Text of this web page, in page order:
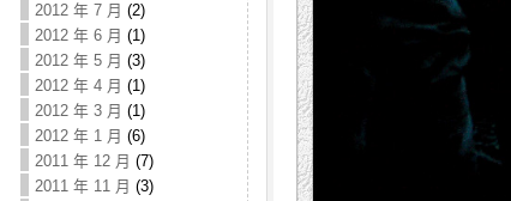
2012 年 7 月 (2)
2012 年 6 月 (1)
2012 年 5 月 (3)
2012 年 4 月 (1)
2012 年 3 月 (1)
2012 年 1 月 (6)
2011 年 12 月 (7)
2011 年 11 月 (3)